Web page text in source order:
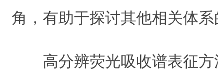
角，有助于探讨其他相关体
高分辨荧光吸收谱表征